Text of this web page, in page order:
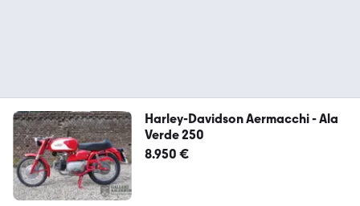
Harley-Davidson Aermacchi - Ala
Verde 250
8.950 €